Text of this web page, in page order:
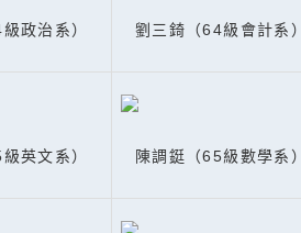
政治系） 劉三錡（64級會計系）
英文系） 陳調鋌（65級數學系）